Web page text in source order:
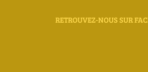
RETROUVEZ-NOUS SUR